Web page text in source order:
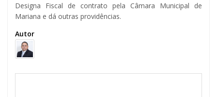
Designa Fiscal de contrato pela Câmara Municipal de
Mariana e dá outras providências.
Autor